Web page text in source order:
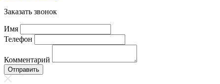
Заказать звонок
Имя
Телефон
Комментарий
Отправить